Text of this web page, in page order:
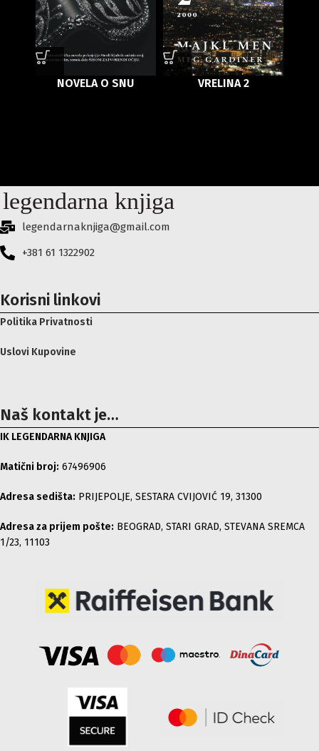
NOVELA O SNU VRELINA 2
legendarnaknjiga@gmail.com
+381 61 1322902
Korisni linkovi
Politika Privatnosti
Uslovi Kupovine
Naš kontakt je…
IK LEGENDARNA KNJIGA
Matični broj: 67496906
Adresa sedišta: PRIJEPOLJE, SESTARA CVIJOVIĆ 19, 31300
Adresa za prijem pošte: BEOGRAD, STARI GRAD, STEVANA SREMCA
1/23, 11103